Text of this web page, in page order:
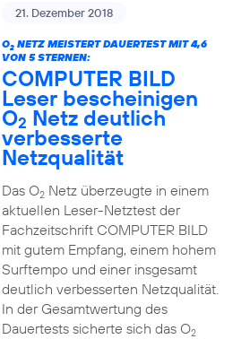
21. Dezember 2018
O2NETZ MEISTERT DAUERTEST MIT 4,6
VON 5 STERNEN:
COMPUTER BILD
Leser bescheinigen
O2 Netz deutlich
verbesserte
Netzqualität
Das O2Netz überzeugte in einem
aktuellen Leser-Netztest der
Fachzeitschrift COMPUTER BILD
mit gutem Empfang, einem hohem
Surftempo und einer insgesamt
deutlich verbesserten Netzqualität.
In der Gesamtwertung des
Dauertests sicherte sich das O2